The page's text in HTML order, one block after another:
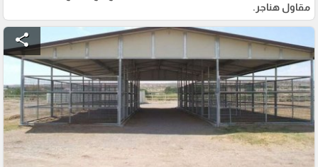
مقاول هناجر.
share